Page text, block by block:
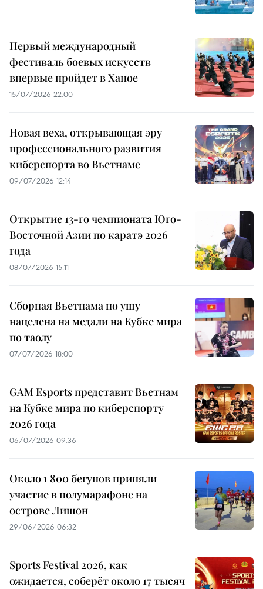
Первый международный
фестиваль боевых искусств
впервые пройдет в Ханое
15/07/2026 22:00
Новая веха, открывающая эру
профессионального развития
киберспорта во Вьетнаме
09/07/2026 12:14
Открытие 13-го чемпионата Юго-
Восточной Азии по каратэ 2026
года
08/07/2026 15:11
Сборная Вьетнама по ушу
нацелена на медали на Кубке мира
по таолу
07/07/2026 18:00
GAM Esports представит Вьетнам
на Кубке мира по киберспорту
2026 года
06/07/2026 09:36
Около 1 800 бегунов приняли
участие в полумарафоне на
острове Лишон
29/06/2026 06:32
Sports Festival 2026, как
ожидается, соберёт около 17 тысяч